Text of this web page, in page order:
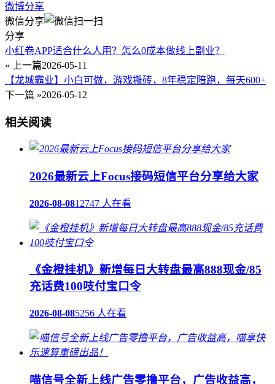
微博分享
微信分享
分享
小红卷APP适合什么人用？怎么0成本做线上副业？
« 上一篇2026-05-11
【龙城霸业】小白可做，游戏搬砖，8年稳定陪跑，每天600+
下一篇 »2026-05-12
相关阅读
2026最新云上Focus接码短信平台分享给大家
2026-08-0812747 人在看
《金橙挂机》新增每日大转盘最高888现金/85
充话费100吱付宝口令
2026-08-085256 人在看
喵信号全新上线广告零撸平台，广告收益高，